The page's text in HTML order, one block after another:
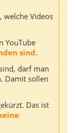
welche Videos
YouTube
sind.
darf man
Damit sollen
Das ist